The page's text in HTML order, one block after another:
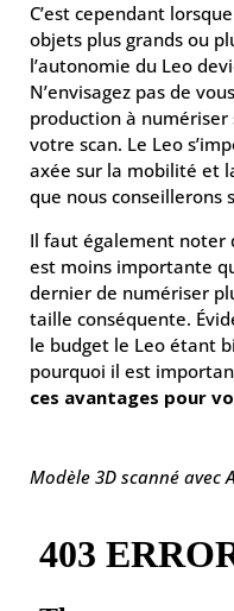
C’est cependant
objets plus grands ou
l’autonomie du Leo
N’envisagez pas de
production à
votre scan. Le Leo
axée sur la mobilité et
que nous conseillerons
Il faut également noter
est moins importante
dernier de numériser
taille conséquente.
le budget le Leo étant
pourquoi il est
ces avantages pour
Modèle 3D scanné avec